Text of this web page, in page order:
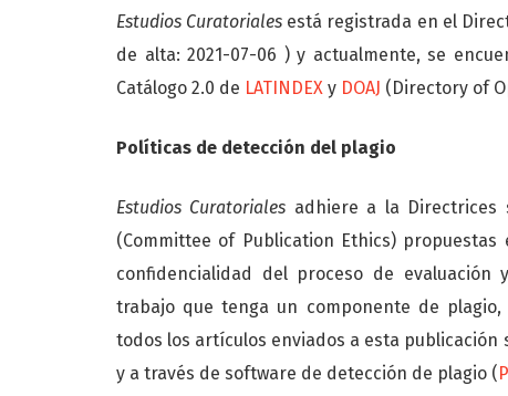
Estudios Curatoriales está registrada en el
de alta: 2021-07-06 ) y actualmente, se
Catálogo 2.0 de LATINDEX y ​​ DOAJ (Directory of
Políticas de detección del plagio
Estudios Curatoriales adhiere a la Directrices
(Committee of Publication Ethics) propuestas
confidencialidad del proceso de
trabajo que tenga un componente de
todos los artículos enviados a esta
y a través de software de detección de plagio (